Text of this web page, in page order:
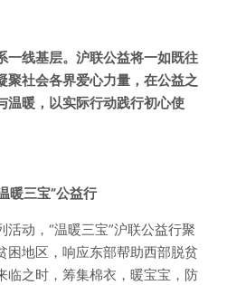
一线基层。沪联公益将一如既往
聚社会各界爱心力量，在公益之
温暖，以实际行动践行初心使
暖三宝”公益行
活动，“温暖三宝”沪联公益行聚
困地区，响应东部帮助西部脱贫
临之时，筹集棉衣，暖宝宝，防